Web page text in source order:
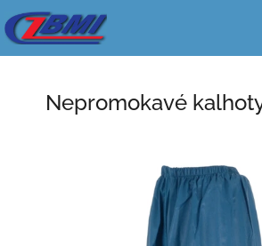
na
obsah
Nepromokavé